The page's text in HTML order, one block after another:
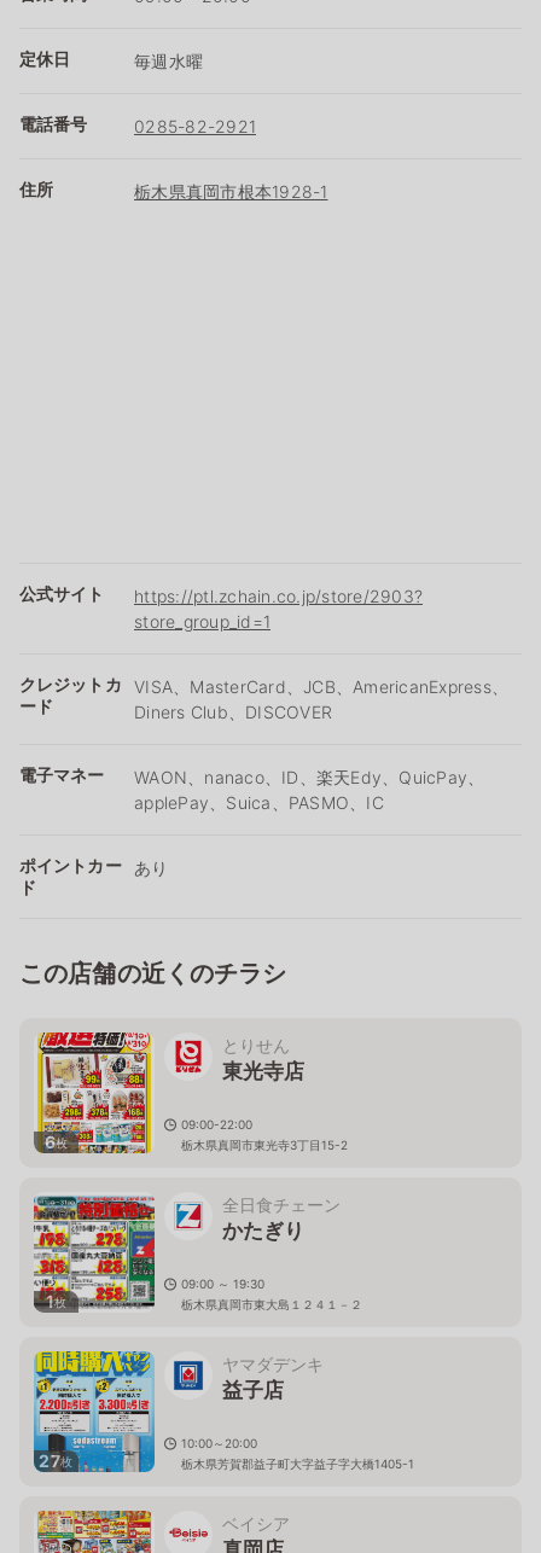
定休日 毎週水曜
電話番号 0285-82-2921
住所 栃木県真岡市根本1928-1
公式サイト
https://ptl.zchain.co.jp/store/2903?
store_group_id=1
クレジットカ
ード
VISA、MasterCard、JCB、AmericanExpress、
Diners Club、DISCOVER
電子マネー
WAON、nanaco、ID、楽天Edy、QuicPay、
applePay、Suica、PASMO、IC
ポイントカー
ド
あり
この店舗の近くのチラシ
6枚
とりせん
東光寺店
09:00-22:00
栃木県真岡市東光寺3丁目15-2
1枚
全日食チェーン
かたぎり
09:00 ～ 19:30
栃木県真岡市東大島１２４１－２
27枚
ヤマダデンキ
益子店
10:00～20:00
栃木県芳賀郡益子町大字益子字大橋1405-1
ベイシア